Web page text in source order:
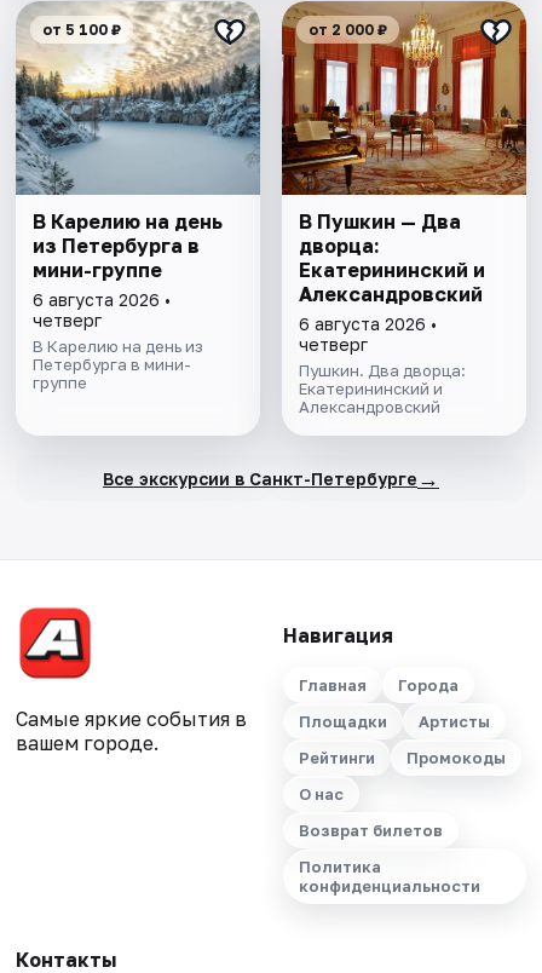
от 5 100 ₽
В Карелию на день
из Петербурга в
мини-группе
6 августа 2026 •
четверг
В Карелию на день из
Петербурга в мини-
группе
от 2 000 ₽
В Пушкин — Два
дворца:
Екатерининский и
Александровский
6 августа 2026 •
четверг
Пушкин. Два дворца:
Екатерининский и
Александровский
Все экскурсии в Санкт-Петербурге →
Самые яркие события в
вашем городе.
Навигация
Главная
Города
Площадки
Артисты
Рейтинги
Промокоды
О нас
Возврат билетов
Политика
конфиденциальности
Контакты